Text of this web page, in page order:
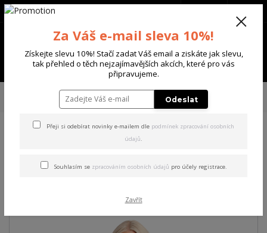
Menu
+420 702 136 620
DÁMSKÉ TRIČKA & TÍLKA
Yakuza dámské tílko Gamble Cami
Yakuza dámské tílko Gamble
Cami Top
Za Váš e-mail sleva 10%!
Získejte slevu 10%! Stačí zadat Váš email a ziskáte jak slevu,
tak přehled o těch nejzajímavějších akcích, které pro vás
připravujeme.
Odeslat
Přeji si odebírat novinky e-mailem dle podmínek zpracování osobních
údajů.
Souhlasím se zpracováním osobních údajů pro účely registrace.
Zavřít